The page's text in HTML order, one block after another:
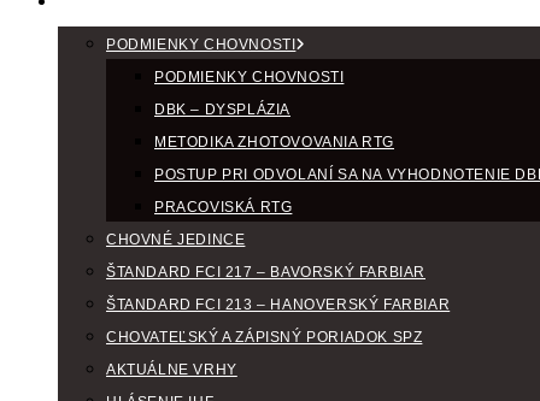
PODMIENKY CHOVNOSTI
PODMIENKY CHOVNOSTI
DBK – DYSPLÁZIA
METODIKA ZHOTOVOVANIA RTG
POSTUP PRI ODVOLANÍ SA NA VYHODNOTENIE
PRACOVISKÁ RTG
CHOVNÉ JEDINCE
ŠTANDARD FCI 217 – BAVORSKÝ FARBIAR
ŠTANDARD FCI 213 – HANOVERSKÝ FARBIAR
CHOVATEĽSKÝ A ZÁPISNÝ PORIADOK SPZ
AKTUÁLNE VRHY